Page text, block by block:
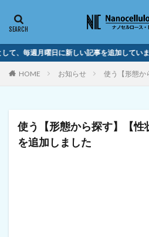
、毎週月曜日に新しい記事を追加していま
HOME お知らせ 使う【形態か
使う【形態から探す】【性
を追加しました